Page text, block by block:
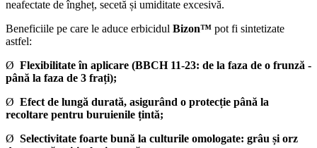
neafectate de îngheț, secetă și umiditate excesivă.
Beneficiile pe care le aduce erbicidul Bizon™ pot fi sintetizate
astfel:
Ø Flexibilitate în aplicare (BBCH 11-23: de la faza de o frunză -
până la faza de 3 frați);
Ø Efect de lungă durată, asigurând o protecție până la
recoltare pentru buruienile țintă;
Ø Selectivitate foarte bună la culturile omologate: grâu și orz